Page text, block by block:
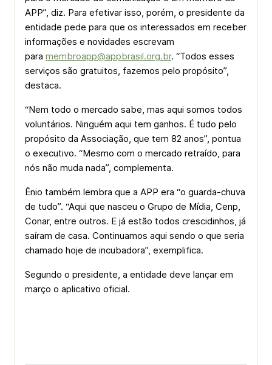
APP”, diz. Para efetivar isso, porém, o presidente da
entidade pede para que os interessados em receber
informações e novidades escrevam
para membroapp@appbrasil.org.br. “Todos esses
serviços são gratuitos, fazemos pelo propósito”,
destaca.
“Nem todo o mercado sabe, mas aqui somos todos
voluntários. Ninguém aqui tem ganhos. É tudo pelo
propósito da Associação, que tem 82 anos”, pontua
o executivo. “Mesmo com o mercado retraído, para
nós não muda nada”, complementa.
Ênio também lembra que a APP era “o guarda-chuva
de tudo”. “Aqui que nasceu o Grupo de Mídia, Cenp,
Conar, entre outros. E já estão todos crescidinhos, já
saíram de casa. Continuamos aqui sendo o que seria
chamado hoje de incubadora”, exemplifica.
Segundo o presidente, a entidade deve lançar em
março o aplicativo oficial.